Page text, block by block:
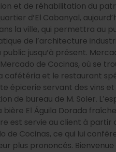
et de réhabilitation du
d’El Cabanyal,
la ville, qui permettra au
de l’architecture
jusqu’à présent.
de Cocinas, où se
cafétéria et le restaurant
épicerie servant des vins
de bureau de M. Soler.
El Águila Dorada
est servie au client à partir
de Cocinas, ce qui lui
plus prononcés.